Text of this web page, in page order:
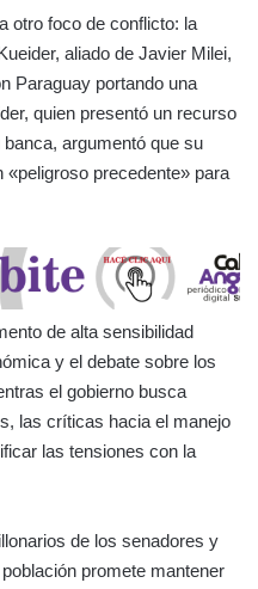
otro foco de conflicto: la
aliado de Javier Milei,
Paraguay portando una
quien presentó un recurso
argumentó que su
precedente» para
de alta sensibilidad
y el debate sobre los
el gobierno busca
las críticas hacia el manejo
las tensiones con la
de los senadores y
promete mantener